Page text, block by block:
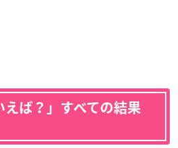
えば？」すべての結果